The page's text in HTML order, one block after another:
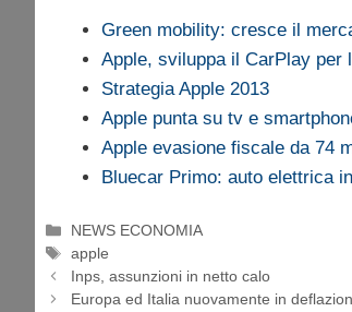
Green mobility: cresce il
Apple, sviluppa il CarPlay per
Strategia Apple 2013
Apple punta su tv e
Apple evasione fiscale da 74
Bluecar Primo: auto elettrica
Categorie
NEWS ECONOMIA
Tag
apple
Inps, assunzioni in netto calo
Europa ed Italia nuovamente in